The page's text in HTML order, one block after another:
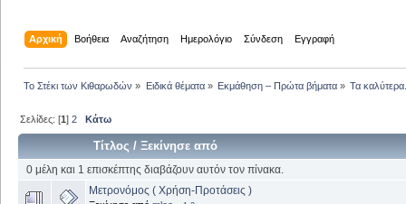
Αρχική Βοήθεια Αναζήτηση Ημερολόγιο Σύνδεση Εγγραφή
Το Στέκι των Κιθαρωδών » Ειδικά θέματα» Εκμάθηση – Πρώτα βήματα» Τα
Σελίδες: [1]2 Κάτω
Τίτλος /Ξεκίνησε από
0 μέλη και 1 επισκέπτης διαβάζουν αυτόν τον πίνακα.
Μετρονόμος ( Χρήση-Προτάσεις )